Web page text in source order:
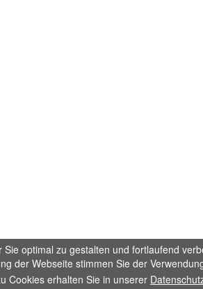
Sie optimal zu gestalten und fortlaufend
der Webseite stimmen Sie der
Cookies erhalten Sie in unserer